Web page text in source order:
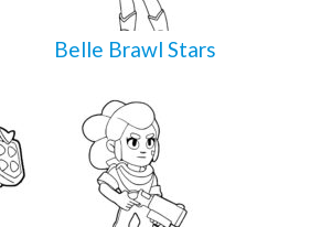
Belle Brawl Stars